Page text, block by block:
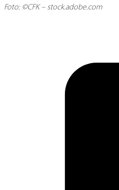
Foto: ©CFK – stock.adobe.com